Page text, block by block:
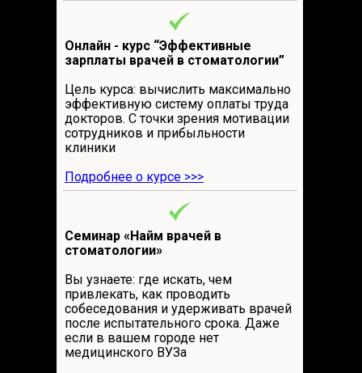
Онлайн - курс “Эффективные
зарплаты врачей в стоматологии”
Цель курса: вычислить максимально
эффективную систему оплаты труда
докторов. С точки зрения мотивации
сотрудников и прибыльности
клиники
Подробнее о курсе >>>
Cеминар «Найм врачей в
стоматологии»
Вы узнаете: где искать, чем
привлекать, как проводить
собеседования и удерживать врачей
после испытательного срока. Даже
если в вашем городе нет
медицинского ВУЗа